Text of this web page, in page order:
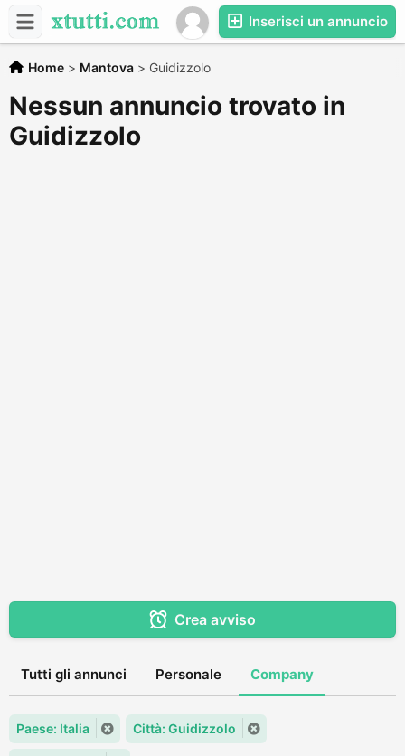
Inserisci un annuncio
Home > Mantova > Guidizzolo
Nessun annuncio trovato in
Guidizzolo
Crea avviso
Tutti gli annunci Personale Company
Paese: Italia Città: Guidizzolo